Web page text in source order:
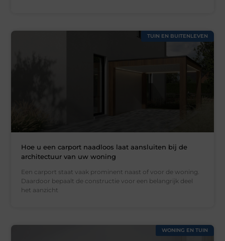
TUIN EN BUITENLEVEN
Hoe u een carport naadloos laat aansluiten bij de
architectuur van uw woning
Een carport staat vaak prominent naast of voor de woning.
Daardoor bepaalt de constructie voor een belangrijk deel
het aanzicht
WONING EN TUIN